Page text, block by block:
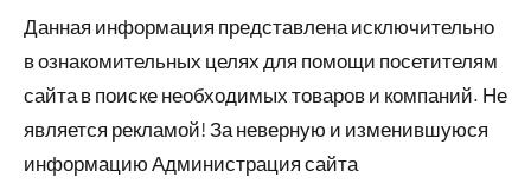
Данная информация представлена исключительно
в ознакомительных целях для помощи посетителям
сайта в поиске необходимых товаров и компаний. Не
является рекламой! За неверную и изменившуюся
информацию Администрация сайта